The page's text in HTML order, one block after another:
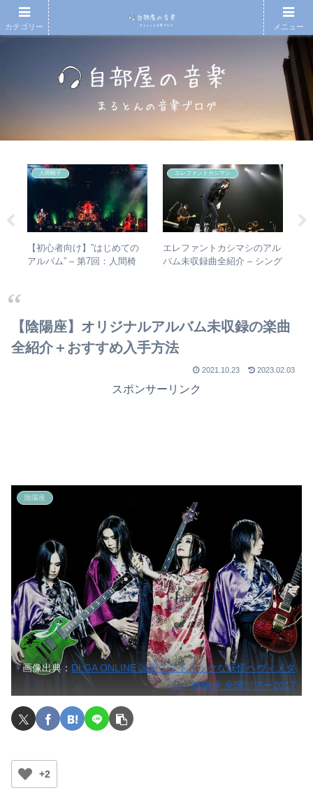
人間椅子
【初心者向け】”はじめての
アルバム” – 第7回：人間椅
エレファントカシマシ
エレファントカシマシのアル
バム未収録曲全紹介 – シング
【陰陽座】オリジナルアルバム未収録の楽曲
全紹介＋おすすめ入手方法
2021.10.23 2023.02.03
スポンサーリンク
陰陽座
画像出典： DI:GA ONLINE 誠実でストイックな妖怪ヘヴィメタ
ル～陰陽座 全国ツアー2017
+2
カテゴリー メニュー